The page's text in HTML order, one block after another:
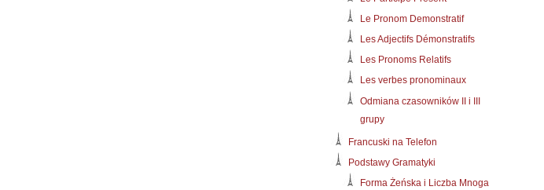
Le Pronom Demonstratif
Les Adjectifs Démonstratifs
Les Pronoms Relatifs
Les verbes pronominaux
Odmiana czasowników II i III
grupy
Francuski na Telefon
Podstawy Gramatyki
Forma Żeńska i Liczba Mnoga